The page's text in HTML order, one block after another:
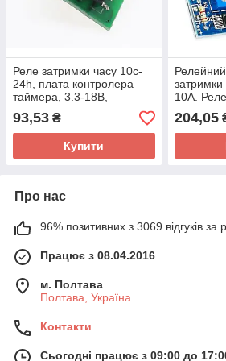
Реле затримки часу 10c-
24h, плата контролера
таймера, 3.3-18В,
300мА-100мА 10S-24H
93,53 ₴
Купити
10А.
секунд
204,05
Про нас
96% позитивних з 3069 відгуків за
Працює з 08.04.2016
м. Полтава
Полтава, Україна
Контакти
Сьогодні працює з 09:00 до